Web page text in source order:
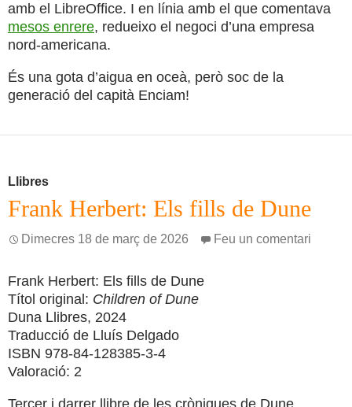
amb el LibreOffice. I en línia amb el que comentava
mesos enrere, redueixo el negoci d’una empresa
nord-americana.
És una gota d’aigua en oceà, però soc de la
generació del capità Enciam!
Llibres
Frank Herbert: Els fills de Dune
Dimecres 18 de març de 2026 Feu un comentari
Frank Herbert: Els fills de Dune
Títol original: Children of Dune
Duna Llibres, 2024
Traducció de Lluís Delgado
ISBN 978-84-128385-3-4
Valoració: 2